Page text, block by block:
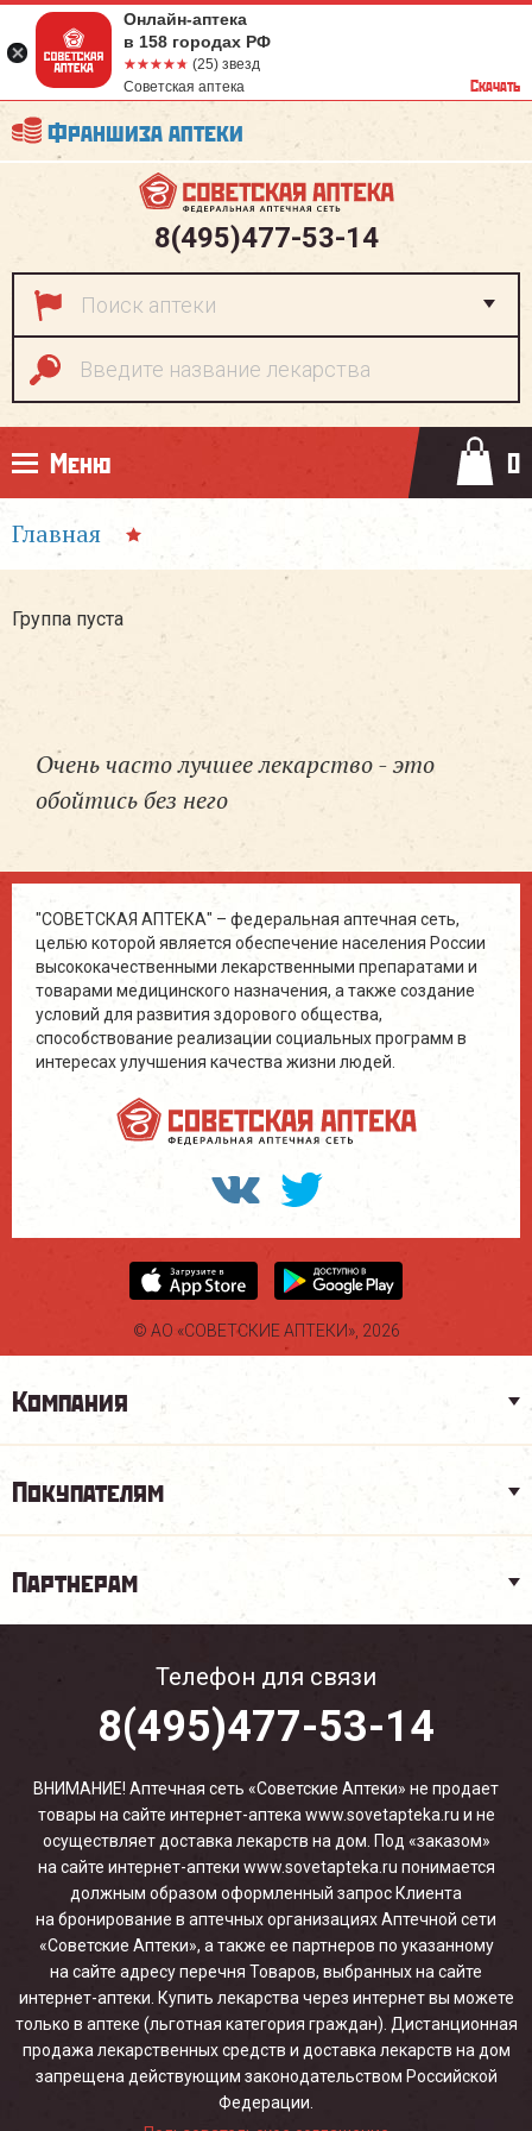
Франшиза аптеки
8(495)477-53-14
Меню 0
Главная
Группа пуста
Очень часто лучшее лекарство - это
обойтись без него
"СОВЕТСКАЯ АПТЕКА" – федеральная аптечная сеть,
целью которой является обеспечение населения России
высококачественными лекарственными препаратами и
товарами медицинского назначения, а также создание
условий для развития здорового общества,
способствование реализации социальных программ в
интересах улучшения качества жизни людей.
© АО «СОВЕТСКИЕ АПТЕКИ», 2026
Компания
Покупателям
Партнерам
Телефон для связи
8(495)477-53-14
ВНИМАНИЕ! Аптечная сеть «Советские Аптеки» не продает
товары на сайте интернет-аптека www.sovetapteka.ru и не
осуществляет доставка лекарств на дом. Под «заказом»
на сайте интернет-аптеки www.sovetapteka.ru понимается
должным образом оформленный запрос Клиента
на бронирование в аптечных организациях Аптечной сети
«Советские Аптеки», а также ее партнеров по указанному
на сайте адресу перечня Товаров, выбранных на сайте
интернет-аптеки. Купить лекарства через интернет вы можете
только в аптеке (льготная категория граждан). Дистанционная
продажа лекарственных средств и доставка лекарств на дом
запрещена действующим законодательством Российской
Федерации.
Онлайн-аптека
в 158 городах РФ
☆☆☆☆☆
★★★★★ (25) звезд
Советская аптека
Скачать